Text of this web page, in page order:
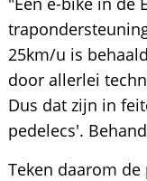
25km/u is
door allerlei
Dus dat zijn in
pedelecs'.
Teken daarom